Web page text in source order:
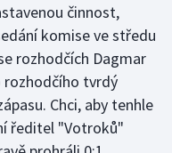
činnost,
komise ve středu
rozhodčích Dagmar
rozhodčího tvrdý
Chci, aby tenhle
ředitel "Votroků"